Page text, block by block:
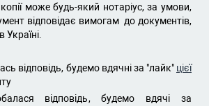
копії може будь-який нотаріус, за умови,
відповідає вимогам до документів,
відповідь, будемо вдячні за "лайк" цієї
відповідь, будемо вдячі за